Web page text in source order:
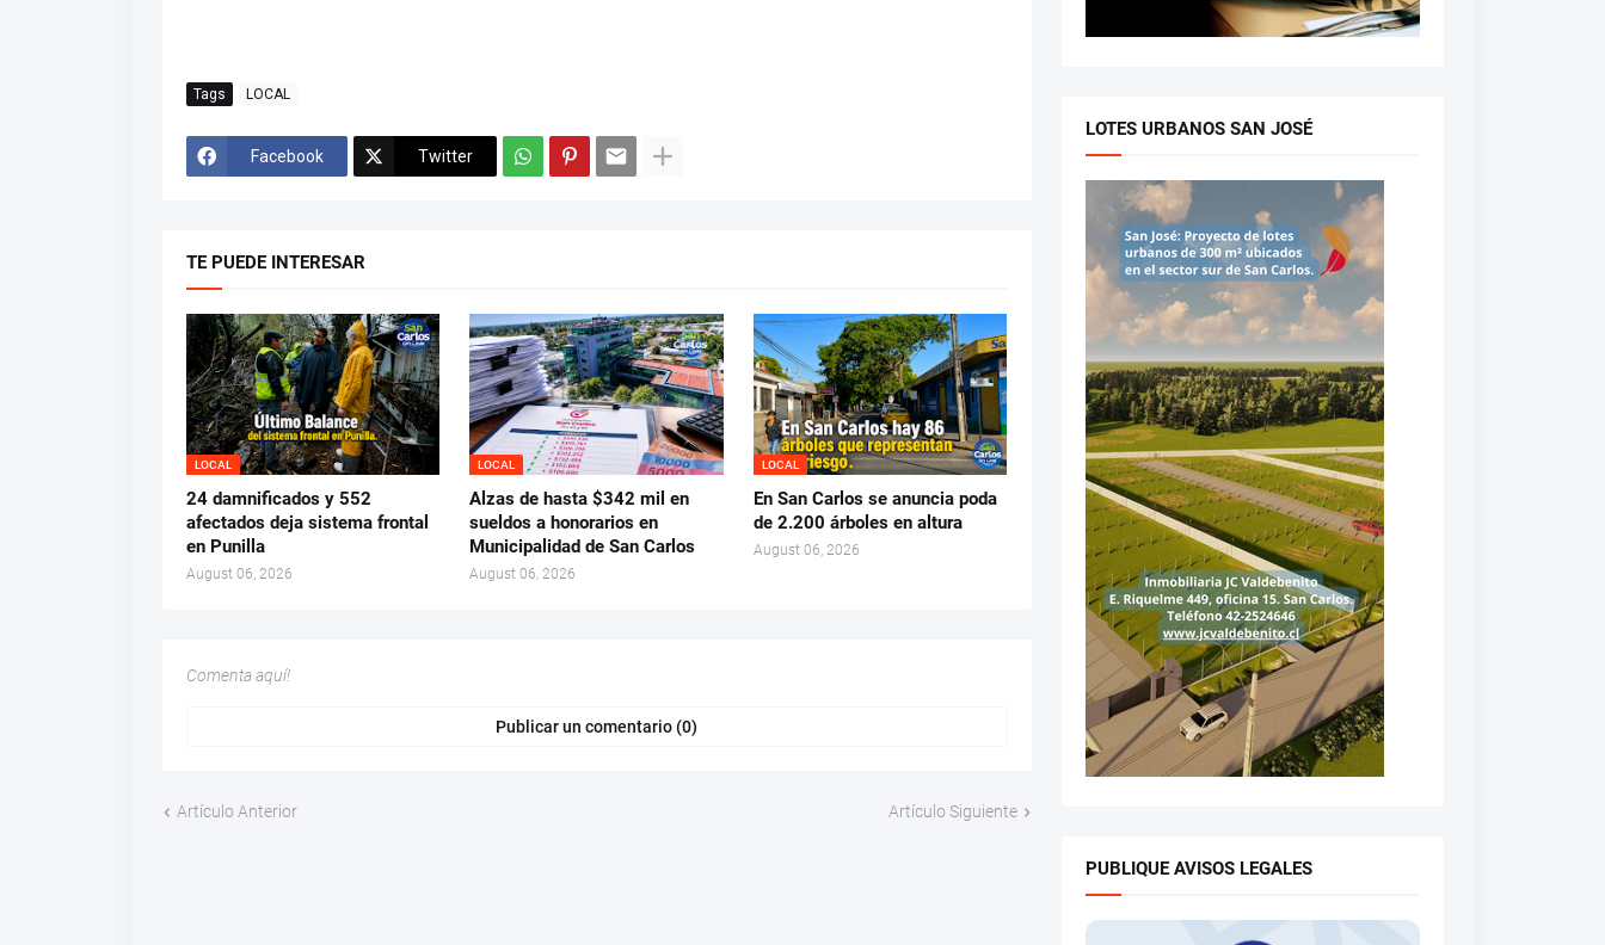
Tags LOCAL
Facebook Twitter
TE PUEDE INTERESAR
LOCAL
24 damnificados y 552
afectados deja sistema frontal
en Punilla
August 06, 2026
LOCAL
Alzas de hasta $342 mil en
sueldos a honorarios en
Municipalidad de San Carlos
August 06, 2026
LOCAL
En San Carlos se anuncia poda
de 2.200 árboles en altura
August 06, 2026
Comenta aquí!
Publicar un comentario (0)
Artículo Anterior Artículo Siguiente
LOTES URBANOS SAN JOSÉ
PUBLIQUE AVISOS LEGALES